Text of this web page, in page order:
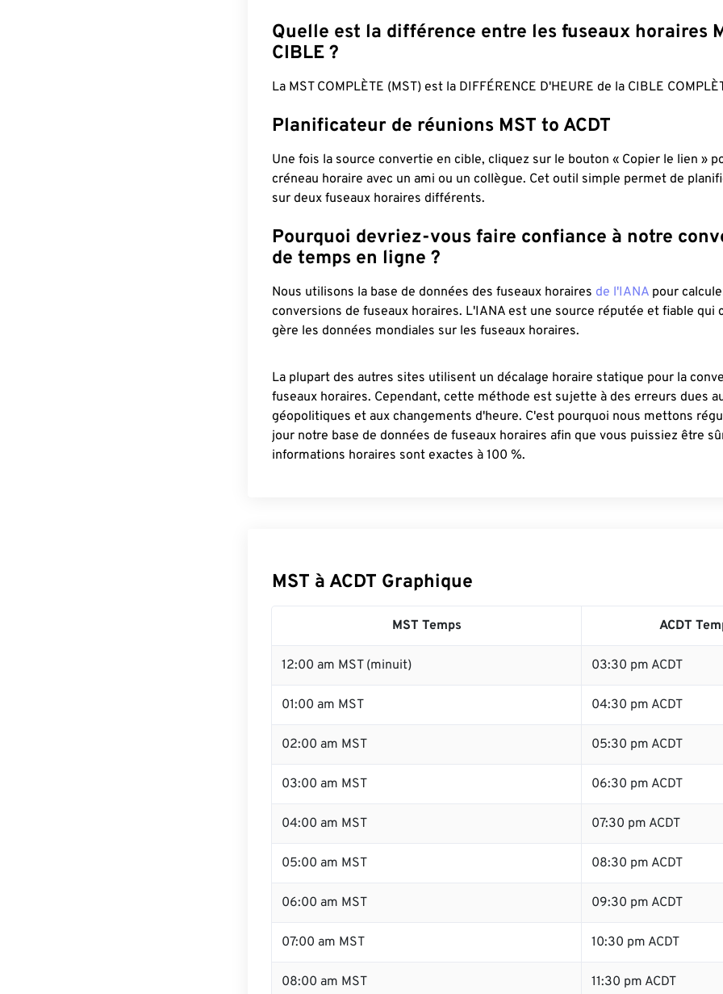
Quelle est la différence entre les fuseaux horaires
CIBLE ?
La MST COMPLÈTE (MST) est la DIFFÉRENCE D'HEURE de la CIBLE
Planificateur de réunions MST to ACDT
Une fois la source convertie en cible, cliquez sur le bouton « Copier le lien »
créneau horaire avec un ami ou un collègue. Cet outil simple permet de
sur deux fuseaux horaires différents.
Pourquoi devriez-vous faire confiance à notre
de temps en ligne ?
Nous utilisons la base de données des fuseaux horaires de l'IANA pour
conversions de fuseaux horaires. L'IANA est une source réputée et fiable qui
gère les données mondiales sur les fuseaux horaires.
La plupart des autres sites utilisent un décalage horaire statique pour la
fuseaux horaires. Cependant, cette méthode est sujette à des erreurs dues
géopolitiques et aux changements d'heure. C'est pourquoi nous mettons
jour notre base de données de fuseaux horaires afin que vous puissiez être
informations horaires sont exactes à 100 %.
MST à ACDT Graphique
MST Temps ACDT
12:00 am MST (minuit) 03:30 pm ACDT
01:00 am MST 04:30 pm ACDT
02:00 am MST 05:30 pm ACDT
03:00 am MST 06:30 pm ACDT
04:00 am MST 07:30 pm ACDT
05:00 am MST 08:30 pm ACDT
06:00 am MST 09:30 pm ACDT
07:00 am MST 10:30 pm ACDT
08:00 am MST 11:30 pm ACDT